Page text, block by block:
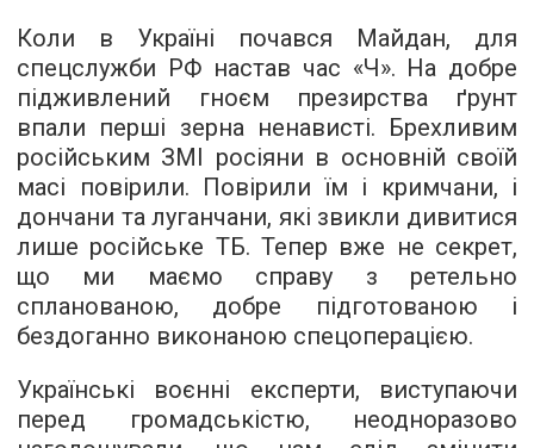
Коли в Україні почався Майдан, для
спецслужби РФ настав час «Ч». На добре
підживлений гноєм презирства ґрунт
впали перші зерна ненависті. Брехливим
російським ЗМІ росіяни в основній своїй
масі повірили. Повірили їм і кримчани, і
дончани та луганчани, які звикли дивитися
лише російське ТБ. Тепер вже не секрет,
що ми маємо справу з ретельно
спланованою, добре підготованою і
бездоганно виконаною спецоперацією.
Українські воєнні експерти, виступаючи
перед громадськістю, неодноразово